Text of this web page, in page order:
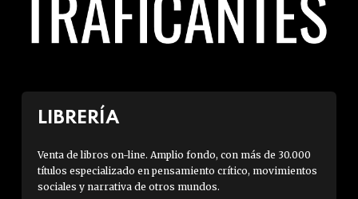
LIBRERÍA
Venta de libros on-line. Amplio fondo, con más de 30.000
títulos especializado en pensamiento crítico, movimientos
sociales y narrativa de otros mundos.